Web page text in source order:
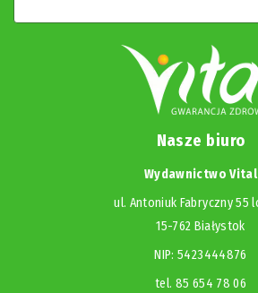
Nasze biuro
Wydawnictwo Vital
ul. Antoniuk Fabryczny 55
15-762 Białystok
NIP: 5423444876
tel. 85 654 78 06